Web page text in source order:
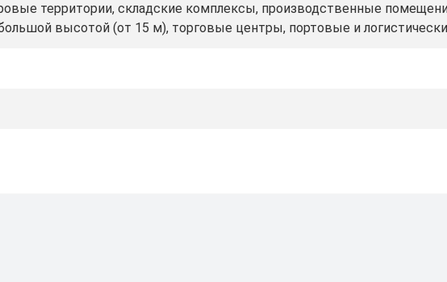
территории, складские комплексы, производственные
высотой (от 15 м), торговые центры, портовые и